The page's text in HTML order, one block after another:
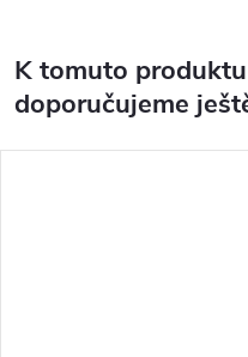
K tomuto produktu
doporučujeme